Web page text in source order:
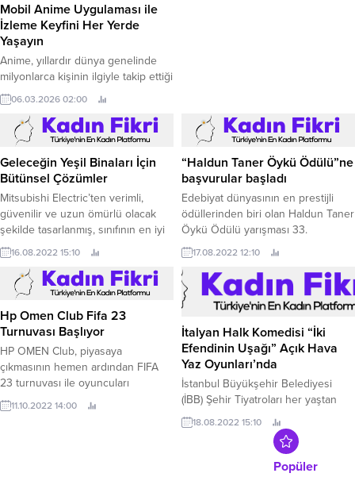
Mobil Anime Uygulaması ile
İzleme Keyfini Her Yerde
Yaşayın
Anime, yıllardır dünya genelinde
milyonlarca kişinin ilgiyle takip ettiği
özel bir animasyon türü olarak öne
çıkmaktadır. Japonya’da ortaya
çıkan bu animasyon kültürü,
zamanla küresel ölçekte geniş bir
izleyici kitlesine ulaşmıştır. Anime
serileri güçlü hikâye anlatımı,
detaylı karakter gelişimi ve
etkileyici görsel tasarımı sayesinde
izleyicilere farklı bir deneyim sunar.
Aksiyon sahneleri,...
06.03.2026 02:00
Geleceğin Yeşil Binaları İçin
Bütünsel Çözümler
Mitsubishi Electric’ten verimli,
güvenilir ve uzun ömürlü olacak
şekilde tasarlanmış, sınıfının en iyi
bina sistemleri Evden uzaya kadar
yenilikçi teknolojilerin öncü ismi
Mitsubishi Electric; verimli, güvenilir
ve uzun ömürlü olacak şekilde
tasarlanmış, sınıfının en iyi bina
sistemleriyle geleceğin yeşil
16.08.2022 15:10
“Haldun Taner Öykü Ödülü”ne
başvurular başladı
Edebiyat dünyasının en prestijli
ödüllerinden biri olan Haldun Taner
Öykü Ödülü yarışması 33.
17.08.2022 12:10
Hp Omen Club Fifa 23
Turnuvası Başlıyor
HP OMEN Club, piyasaya
çıkmasının hemen ardından FIFA
23 turnuvası ile oyuncuları
rekabete çağırıyor.
11.10.2022 14:00
İtalyan Halk Komedisi “İki
Efendinin Uşağı” Açık Hava
Yaz Oyunları’nda
İstanbul Büyükşehir Belediyesi
(İBB) Şehir Tiyatroları her yaştan
seyircisini Harbiye Cemil Topuzlu
Açık Hava Sahnesi Açık Hava Yaz
Oyunları’nda buluşturuyor.
18.08.2022 15:10
Popüler